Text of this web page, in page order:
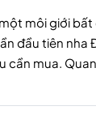
môi giới
đầu tiên
cần mua.